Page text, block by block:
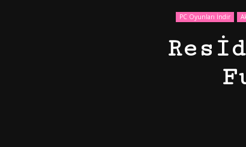
PC Oyunları İndir